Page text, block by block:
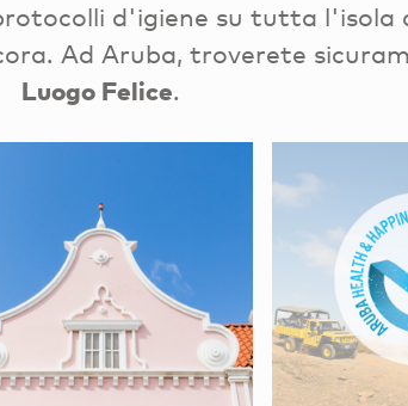
d'igiene su tutta l'isola
Ad Aruba, troverete
Luogo Felice.